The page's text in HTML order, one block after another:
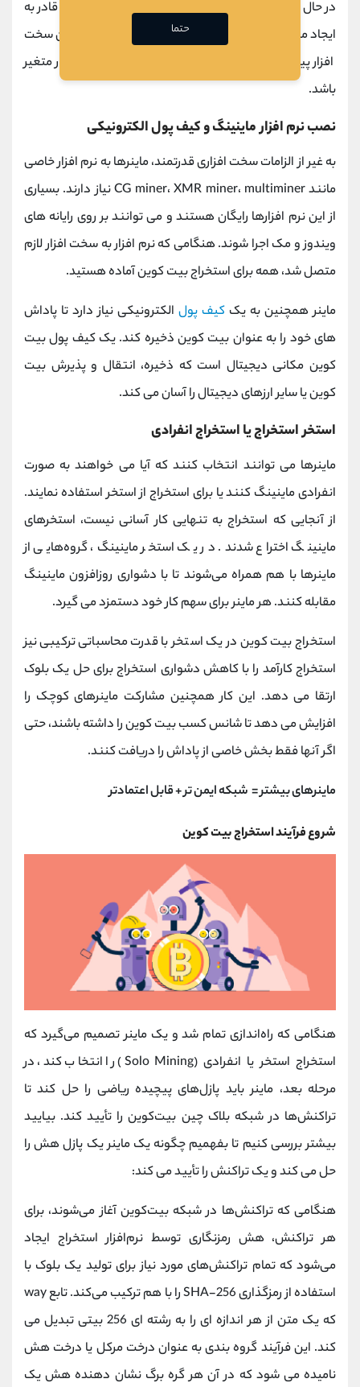
در حال حاضر، سخت افزار مبتنی بر ASIC پیشرفته ترین و قادر به
ایجاد مقادیر عظیمی هش در ثانیه است. با این حال، چنین سخت
افزار پیشرفته ای گران است و ممکن است هزاران دلار متغیر
باشد.
نصب نرم افزار ماینینگ و کیف پول الکترونیکی
به غیر از الزامات سخت افزاری قدرتمند، ماینرها به نرم افزار خاصی
مانند CG miner، XMR miner، multiminer نیاز دارند. بسیاری
از این نرم افزارها رایگان هستند و می توانند بر روی رایانه های
ویندوز و مک اجرا شوند. هنگامی که نرم افزار به سخت افزار لازم
متصل شد، همه برای استخراج بیت کوین آماده هستید.
ماینر همچنین به یک کیف پول الکترونیکی نیاز دارد تا پاداش
های خود را به عنوان بیت کوین ذخیره کند. یک کیف پول بیت
کوین مکانی دیجیتال است که ذخیره، انتقال و پذیرش بیت
کوین یا سایر ارزهای دیجیتال را آسان می کند.
استخر استخراج یا استخراج انفرادی
ماینرها می توانند انتخاب کنند که آیا می خواهند به صورت
انفرادی ماینینگ کنند یا برای استخراج از استخر استفاده نمایند.
از آنجایی که استخراج به تنهایی کار آسانی نیست، استخرهای
ماینینگ اختراع شدند. در یک استخر ماینینگ، گروه‌هایی از
ماینرها با هم همراه می‌شوند تا با دشواری روزافزون ماینینگ
مقابله کنند. هر ماینر برای سهم کار خود دستمزد می گیرد.
استخراج بیت کوین در یک استخر با قدرت محاسباتی ترکیبی نیز
استخراج کارآمد را با کاهش دشواری استخراج برای حل یک بلوک
ارتقا می دهد. این کار همچنین مشارکت ماینرهای کوچک را
افزایش می دهد تا شانس کسب بیت کوین را داشته باشند، حتی
اگر آنها فقط بخش خاصی از پاداش را دریافت کنند.
ماینرهای بیشتر = شبکه ایمن تر + قابل اعتمادتر
شروع فرآیند استخراج بیت کوین
هنگامی که راه‌اندازی تمام شد و یک ماینر تصمیم می‌گیرد که
استخراج استخر یا انفرادی (Solo Mining) را انتخاب کند، در
مرحله بعد، ماینر باید پازل‌های پیچیده ریاضی را حل کند تا
تراکنش‌ها در شبکه بلاک چین بیت‌کوین را تأیید کند. بیایید
بیشتر بررسی کنیم تا بفهمیم چگونه یک ماینر یک پازل هش را
حل می کند و یک تراکنش را تأیید می کند:
هنگامی که تراکنش‌ها در شبکه بیت‌کوین آغاز می‌شوند، برای
هر تراکنش، هش رمزنگاری توسط نرم‌افزار استخراج ایجاد
می‌شود که تمام تراکنش‌های مورد نیاز برای تولید یک بلوک با
استفاده از رمزگذاری SHA-256 را با هم ترکیب می‌کند. تابع way
که یک متن از هر اندازه ای را به رشته ای 256 بیتی تبدیل می
کند. این فرآیند گروه بندی به عنوان درخت مرکل یا درخت هش
نامیده می شود که در آن هر گره برگ نشان دهنده هش یک
حتما